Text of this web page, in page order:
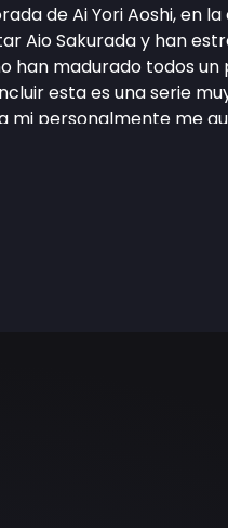
de Ai Yori Aoshi, en
Aio Sakurada y han
han madurado todos
esta es una serie
mi personalmente me